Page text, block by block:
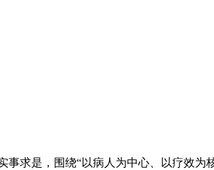
求是，围绕“以病人为中心、以疗效为